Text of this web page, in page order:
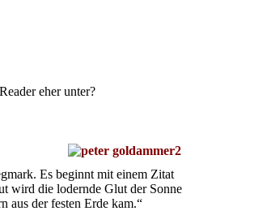
eher unter?
Es beginnt mit einem Zitat
wird die lodernde Glut der Sonne
aus der festen Erde kam.“